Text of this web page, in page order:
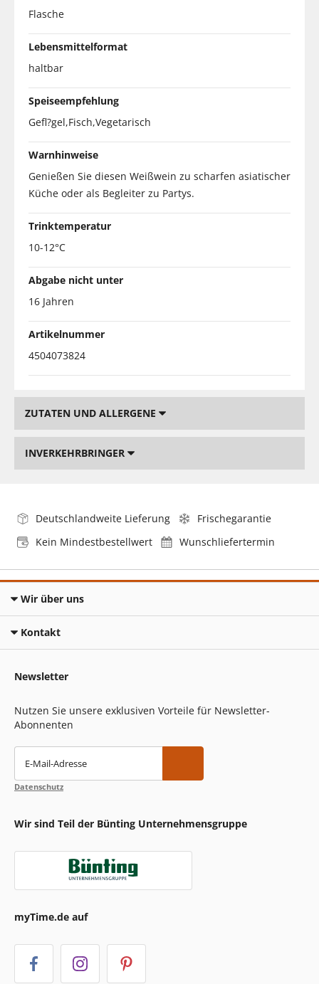
Flasche
Lebensmittelformat
haltbar
Speiseempfehlung
Gefl?gel,Fisch,Vegetarisch
Warnhinweise
Genießen Sie diesen Weißwein zu scharfen asiatischer
Küche oder als Begleiter zu Partys.
Trinktemperatur
10-12°C
Abgabe nicht unter
16 Jahren
Artikelnummer
4504073824
ZUTATEN UND ALLERGENE
INVERKEHRBRINGER
Deutschlandweite Lieferung
Frischegarantie
Kein Mindestbestellwert
Wunschliefertermin
Wir über uns
Kontakt
Newsletter
Nutzen Sie unsere exklusiven Vorteile für Newsletter-
Abonnenten
E-Mail-Adresse
Datenschutz
Wir sind Teil der Bünting Unternehmensgruppe
myTime.de auf